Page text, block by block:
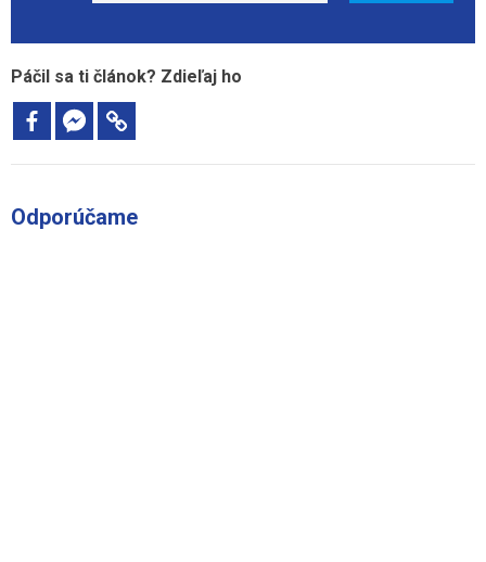
Páčil sa ti článok? Zdieľaj ho
Odporúčame